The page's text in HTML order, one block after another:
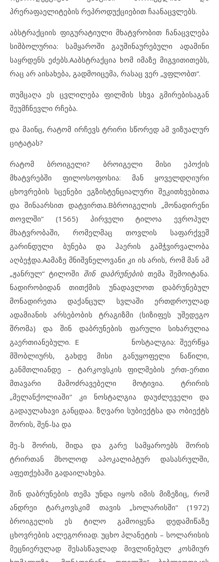
პრერაფაელიტების რეპროდუქციებით ჩაანაცვლებს.
აბსტრაქციის ფიგურატიული მხატვრობით ჩანაცვლება
სიმბოლურია: სამყაროში გაუშინაურებული ადამინი
საყრდენს ეძებს.Aაბსტრაქცია ხომ იმაზე მიგვითითებს,
რაც არ აისახება, გადმოიცემა, რასაც ვერ „ვფლობთ“.
თუმცაღა ეს ცვლილება ფილმის სხვა გმირებისაგან
შეუმჩნევლი რჩება.
და მაინც, რატომ ირჩევს ტრირი სწორედ ამ ვიზუალურ
ციტატას?
რატომ ბროიგელი? ბროიგელი მისი ეპოქის
მხატვრებში ფილოსოფოსია: მან ყოველდღიური
ცხოვრების სცენები ეგზისტენციალური შეკითხვებითა
და შინაარსით დატვირთა.Bბროიგელის „მონადირენი
თოვლში“ (1565) პირველი ტილოა ევროპულ
მხატვრობაში, რომელმაც თოვლის საფარქვეშ
გარინდული ბუნება და ჰაერის გამჭვირვალობა
აღბეჭდა.Aამაზე მნიშვნელოვანი კი ის არის, რომ მან ამ
„ჟანრულ“ ტილოში შინ დაბრუნებისთემა შემოიტანა.
ნადირობიდან თითქმის უნადავლოთ დაბრუნებულ
მონადირეთა დაქანცულ სვლაში ერთდროულად
ადამიანის არსებობის ტრაგიზმი (სიზიფეს უშედეგო
შრომა) და შინ დაბრუნების ფარული სიხარულია
გაერთიანებული. E ნოსტალგია: შეერწყა
მშობლიურს, გახდე მისი განუყოფელი ნაწილი,
განმთლიანდე – ტარკოვსკის ფილმების ერთ-ერთი
მთავარი მამოძრავებელი მოტივია. ტრირის
„მელანქოლიაში“ კი ნოსტალგია დაუძლეველი და
გადაულახავი განცდაა. ზღვარი სუბიექტსა და ობიექტს
შორის, შენ-სა და
მე-ს შორის, შიდა და გარე სამყაროებს შორის
ტრირთან მხოლოდ აპოკალიპტურ დასასრულში,
აფეთქებაში გადაილახება.
შინ დაბრუნების თემა უნდა იყოს იმის მიზეზიც, რომ
ანდრეი ტარკოვსკიმ თავის „სოლარისში“ (1972)
ბროიგელის ეს ტილო გამოიყენა დედამიწაზე
ცხოვრების ალეგორიად. უცხო პლანეტის – სოლარისის
მეცნიერულად შესასწავლად მივლინებულ კოსმიურ